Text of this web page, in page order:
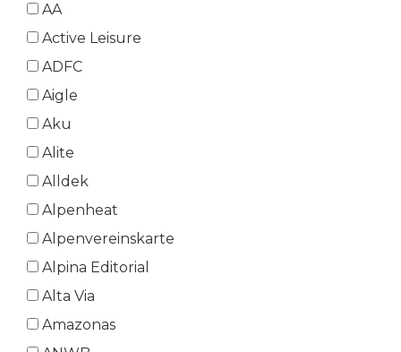
AA
Active Leisure
ADFC
Aigle
Aku
Alite
Alldek
Alpenheat
Alpenvereinskarte
Alpina Editorial
Alta Via
Amazonas